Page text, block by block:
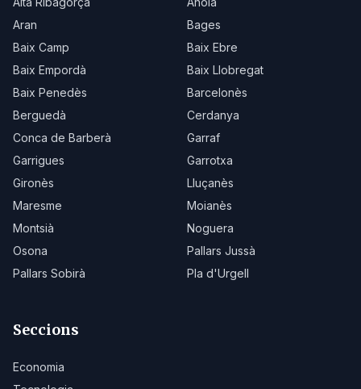
Aran
Bages
Baix Camp
Baix Ebre
Baix Empordà
Baix Llobregat
Baix Penedès
Barcelonès
Berguedà
Cerdanya
Conca de Barberà
Garraf
Garrigues
Garrotxa
Gironès
Lluçanès
Maresme
Moianès
Montsià
Noguera
Osona
Pallars Jussà
Pallars Sobirà
Pla d'Urgell
Seccions
Economia